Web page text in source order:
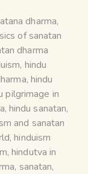
dharma,
of sanatan
dharma
, hindu
, hindu
pilgrimage in
, hindu sanatan,
and sanatan
,hinduism
,hindutva in
, sanatan,